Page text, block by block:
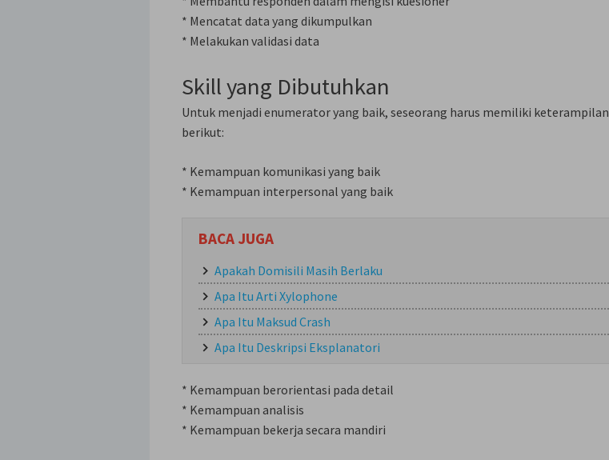
* Mencatat data yang dikumpulkan
* Melakukan validasi data
Skill yang Dibutuhkan
Untuk menjadi enumerator yang baik, seseorang harus memiliki keterampilan
berikut:
* Kemampuan komunikasi yang baik
* Kemampuan interpersonal yang baik
BACA JUGA
Apakah Domisili Masih Berlaku
Apa Itu Arti Xylophone
Apa Itu Maksud Crash
Apa Itu Deskripsi Eksplanatori
* Kemampuan berorientasi pada detail
* Kemampuan analisis
* Kemampuan bekerja secara mandiri